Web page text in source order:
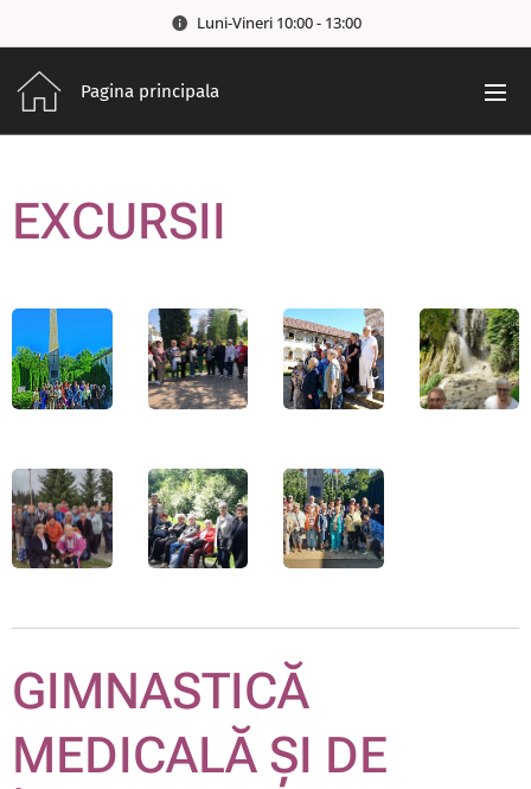
Luni-Vineri 10:00 - 13:00
Pagina principala
EXCURSII
GIMNASTICĂ
MEDICALĂ ȘI DE